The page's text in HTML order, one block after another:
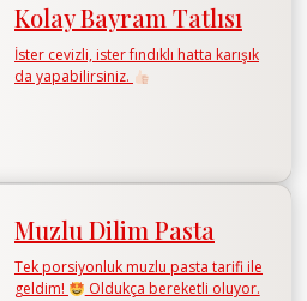
Kolay Bayram Tatlısı
İster cevizli, ister fındıklı hatta karışık
da yapabilirsiniz.
Muzlu Dilim Pasta
Tek porsiyonluk muzlu pasta tarifi ile
geldim!
Oldukça bereketli oluyor.